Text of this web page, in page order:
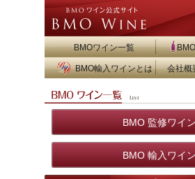
BMOワイン一覧
BMO輸入ワインとは 会社概
BMO 監修ワイン
BMO 輸入ワイン